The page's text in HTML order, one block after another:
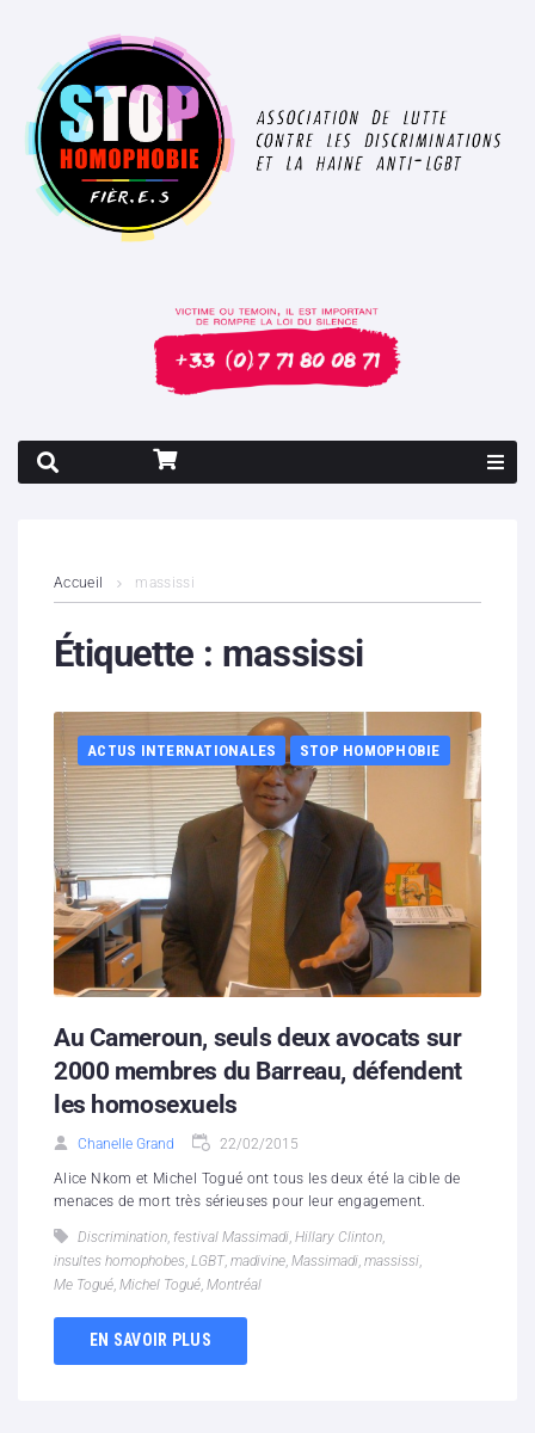
Contenus litigieux
Boutique
Partenaires
Contacts
Hébergement solidaire
Accueil massissi
Étiquette : massissi
ACTUS INTERNATIONALES STOP HOMOPHOBIE
Au Cameroun, seuls deux avocats sur
2000 membres du Barreau, défendent
les homosexuels
Chanelle Grand 22/02/2015
Alice Nkom et Michel Togué ont tous les deux été la cible de
menaces de mort très sérieuses pour leur engagement.
Discrimination festival Massimadi Hillary Clinton
insultes homophobes LGBT, madivine Massimadi massissi
Me Togué Michel Togué Montréal
EN SAVOIR PLUS